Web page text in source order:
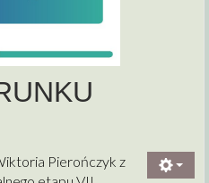
Pierończyk z